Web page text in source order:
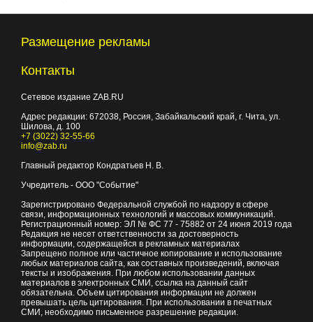
Размещение рекламы
Контакты
Сетевое издание ZAB.RU
Адрес редакции: 672038, Россия, Забайкальский край, г. Чита, ул.
Шилова, д. 100
+7 (3022) 32-55-66
info@zab.ru
Главный редактор Кондратьев Н. В.
Учредитель - ООО "Событие"
Зарегистрировано Федеральной службой по надзору в сфере
связи, информационных технологий и массовых коммуникаций.
Регистрационный номер: ЭЛ № ФС 77 - 75882 от 24 июня 2019 года
Редакция не несет ответственности за достоверность
информации, содержащейся в рекламных материалах
Запрещено полное или частичное копирование и использование
любых материалов сайта, как составных произведений, включая
тексты и изображения. При любом использовании данных
материалов в электронных СМИ, ссылка на данный сайт
обязательна. Объем цитирования информации не должен
превышать цель цитирования. При использовании в печатных
СМИ, необходимо письменное разрешение редакции.